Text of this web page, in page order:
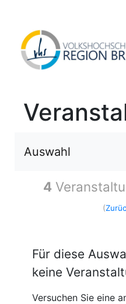
Auswahl
4
(
Für diese
keine
Versuchen Sie eine